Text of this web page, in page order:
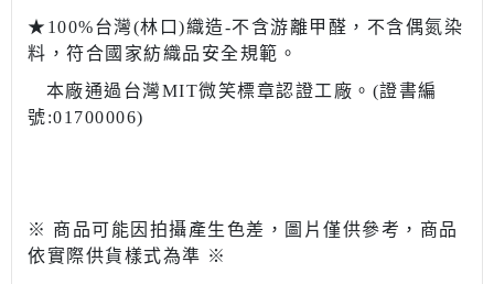
★100%台灣(林口)織造-不含游離甲醛，不含偶氮染
料，符合國家紡織品安全規範。
本廠通過台灣MIT微笑標章認證工廠。(證書編
號:01700006)
※ 商品可能因拍攝產生色差，圖片僅供參考，商品
依實際供貨樣式為準 ※